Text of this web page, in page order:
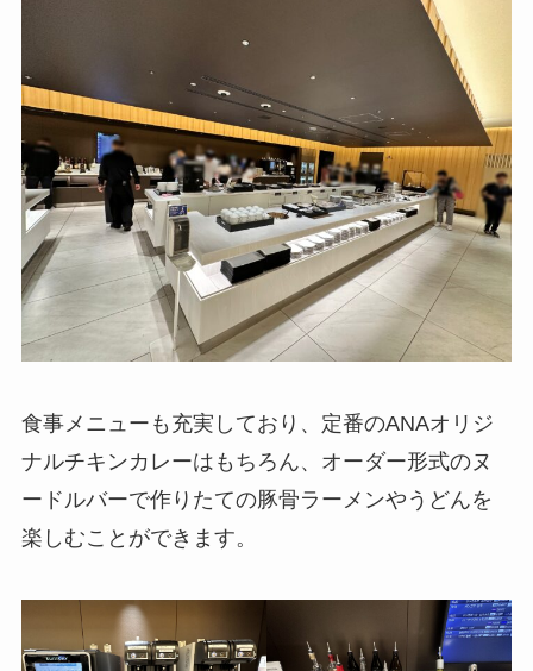
食事メニューも充実しており、定番のANAオリジ
ナルチキンカレーはもちろん、オーダー形式のヌ
ードルバーで作りたての豚骨ラーメンやうどんを
楽しむことができます。